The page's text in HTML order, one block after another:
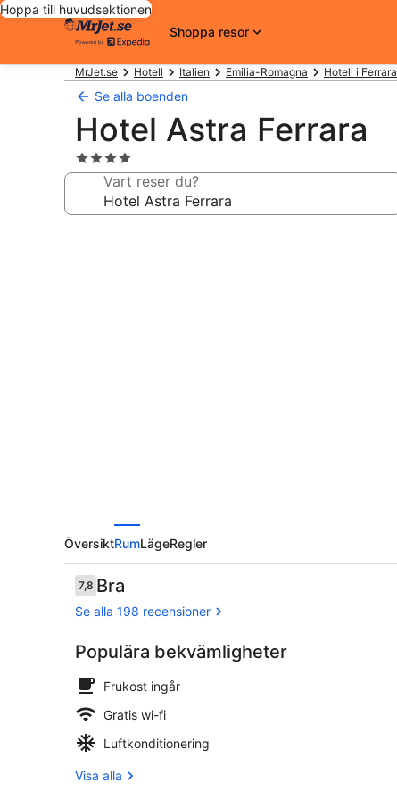
Hoppa till huvudsektionen
Shoppa resor
MrJet.se Hotell Italien Emilia-Romagna Hotell i Ferrara
Se alla boenden
Hotel Astra Ferrara
4.0-
stjärnigt
boende
Vart reser du?
ÖversiktRumLägeRegler
Recensioner
7,87,8 av 10,
Bra
Se alla 198 recensioner
Populära bekvämligheter
Frukost ingår
Gratis wi-fi
Luftkonditionering
Visa alla